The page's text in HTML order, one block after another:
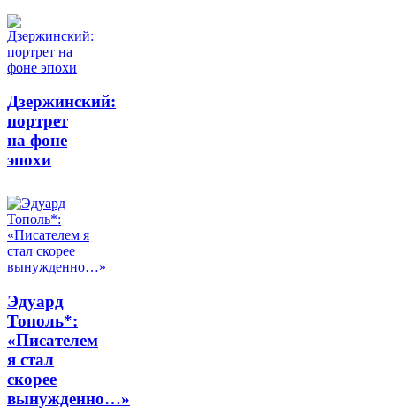
Дзержинский:
портрет
на фоне
эпохи
Эдуард
Тополь*:
«Писателем
я стал
скорее
вынужденно…»